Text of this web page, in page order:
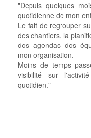
"Depuis quelques
quotidienne de mon
Le fait de regrouper
des chantiers, la
des agendas des
mon organisation.
Moins de temps
visibilité sur
quotidien."